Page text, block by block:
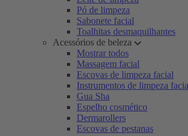
Pó de limpeza
Sabonete facial
Toalhitas desmaquilhantes
Acessórios de beleza
Mostrar todos
Massagem facial
Escovas de limpeza facial
Instrumentos de limpeza
Gua Sha
Espelho cosmético
Dermarollers
Escovas de pestanas